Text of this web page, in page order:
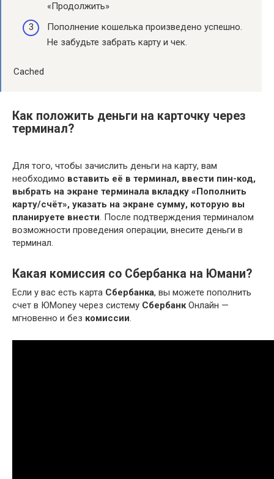
«Продолжить»
Пополнение кошелька произведено успешно.
Не забудьте забрать карту и чек.
Cached
Как положить деньги на карточку через
терминал?
Для того, чтобы зачислить деньги на карту, вам
необходимо вставить её в терминал, ввести пин-код,
выбрать на экране терминала вкладку «Пополнить
карту/счёт», указать на экране сумму, которую вы
планируете внести. После подтверждения терминалом
возможности проведения операции, внесите деньги в
терминал.
Какая комиссия со Сбербанка на Юмани?
Если у вас есть карта Сбербанка, вы можете пополнить
счет в ЮMoney через систему СбербанкОнлайн —
мгновенно и без комиссии.